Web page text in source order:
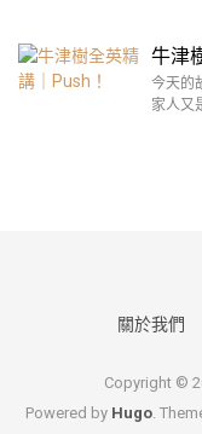
牛津
今天的
家人又
關於我們
Copyright ©
Powered by Hugo.